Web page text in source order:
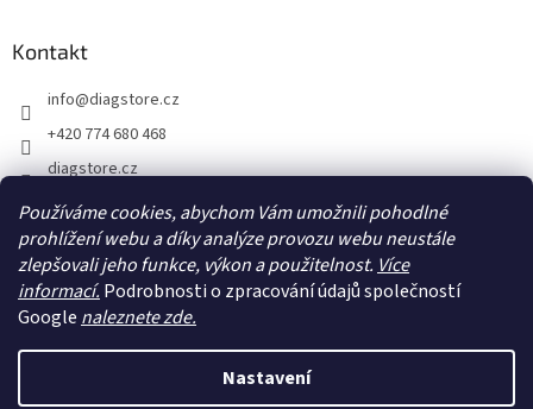
Používáme cookies, abychom Vám umožnili pohodlné
prohlížení webu a díky analýze provozu webu neustále
zlepšovali jeho funkce, výkon a použitelnost. Více
informací. Podrobnosti o zpracování údajů společností
Google naleznete zde.
Nastavení
Kontakt
info@diagstore.cz
+420 774 680 468
diagstore.cz
diagstorecz
diagstore
@diagstorecz